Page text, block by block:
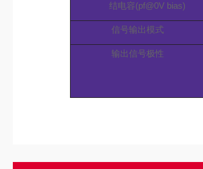
结电容(pf@0Vbias)
信号输出模式
输出信号极性